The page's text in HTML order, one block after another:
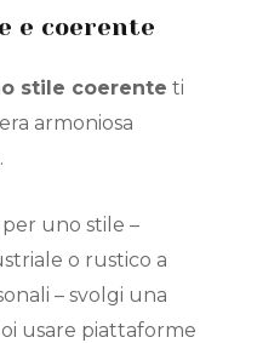
e coerente
stile coerente ti
armoniosa
uno stile –
o rustico a
– svolgi una
usare piattaforme